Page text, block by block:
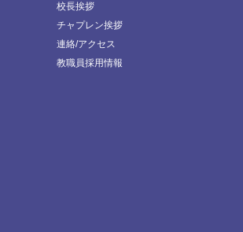
校長挨拶
チャプレン挨拶
連絡/アクセス
教職員採用情報